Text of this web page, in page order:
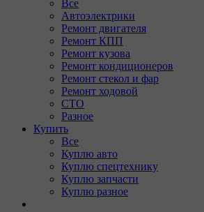
Все
Автоэлектрики
Ремонт двигателя
Ремонт КПП
Ремонт кузова
Ремонт кондиционеров
Ремонт стекол и фар
Ремонт ходовой
СТО
Разное
Купить
Все
Куплю авто
Куплю спецтехнику
Куплю запчасти
Куплю разное